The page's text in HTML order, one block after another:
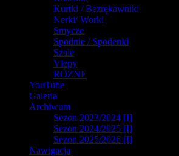
Kurtki / Bezrękawniki
Nerki/ Worki
Smycze
Spodnie / Spodenki
Szale
Vlepy
RÓZNE
YouTube
Galeria
Archiwum
Sezon 2023/2024 [I]
Sezon 2024/2025 [I]
Sezon 2025/2026 [I]
Nawigacja